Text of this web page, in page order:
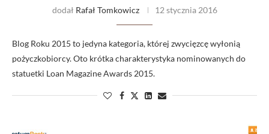
dodał Rafał Tomkowicz 12 stycznia 2016
Blog Roku 2015 to jedyna kategoria, której zwycięzcę wyłonią
pożyczkobiorcy. Oto krótka charakterystyka nominowanych do
statuetki Loan Magazine Awards 2015.